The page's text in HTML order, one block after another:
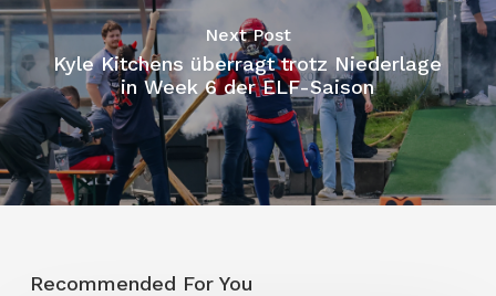
Next Post
Kyle Kitchens überragt trotz Niederlage
in Week 6 der ELF-Saison
Recommended For You